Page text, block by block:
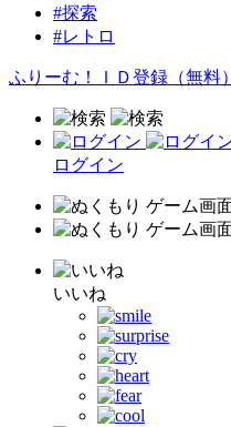
#探索
#レトロ
ふりーむ！ＩＤ登録（無料）
ログイン
いいね